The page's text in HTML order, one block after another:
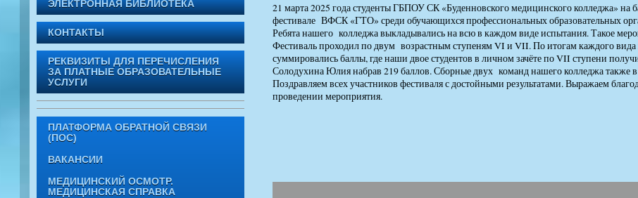
ЭЛЕКТРОННАЯ БИБЛИОТЕКА
КОНТАКТЫ
РЕКВИЗИТЫ ДЛЯ ПЕРЕЧИСЛЕНИЯ
ЗА ПЛАТНЫЕ ОБРАЗОВАТЕЛЬНЫЕ
УСЛУГИ
ПЛАТФОРМА ОБРАТНОЙ СВЯЗИ
(ПОС)
ВАКАНСИИ
МЕДИЦИНСКИЙ ОСМОТР.
МЕДИЦИНСКАЯ СПРАВКА
21 марта 2025 года студенты ГБПОУ СК «Буденновского медицинского колледжа» на
фестивале ВФСК «ГТО» среди обучающихся профессиональных образовательных
Ребята нашего колледжа выкладывались на всю в каждом виде испытания. Такое
Фестиваль проходил по двум возрастным ступеням VI и VII. По итогам каждого вида
суммировались баллы, где наши двое студентов в личном зачёте по VII ступени
Солодухина Юлия набрав 219 баллов. Сборные двух команд нашего колледжа также
Поздравляем всех участников фестиваля с достойными результатами. Выражаем
проведении мероприятия.